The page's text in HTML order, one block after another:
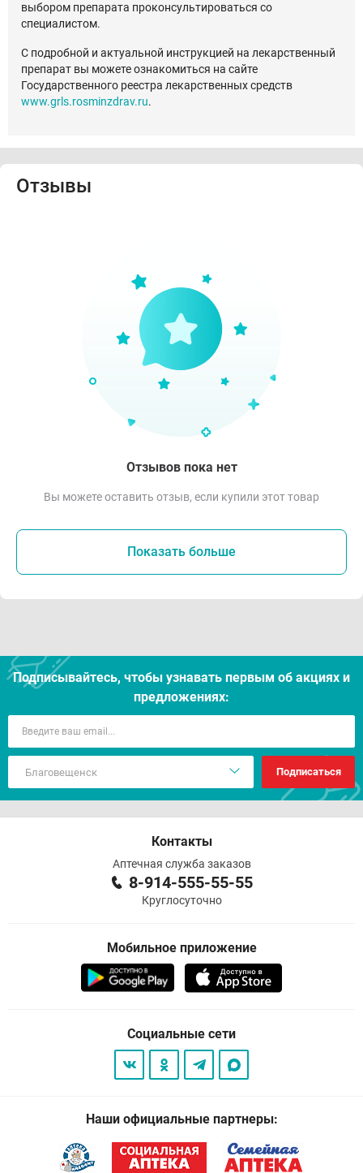
выбором препарата проконсультироваться со
специалистом.
С подробной и актуальной инструкцией на лекарственный
препарат вы можете ознакомиться на сайте
Государственного реестра лекарственных средств
www.grls.rosminzdrav.ru.
Отзывы
Отзывов пока нет
Вы можете оставить отзыв, если купили этот товар
Показать больше
Подписывайтесь, чтобы узнавать первым об акцияx и
предложениях:
Подписаться
Контакты
Аптечная служба заказов
8-914-555-55-55
Круглосуточно
Мобильное приложение
Социальные сети
Наши официальные партнеры: